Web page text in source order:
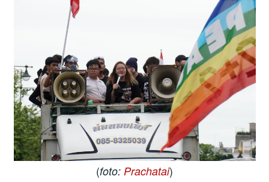
(foto: Prachatai)